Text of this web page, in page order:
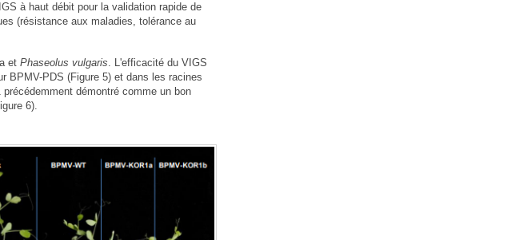
à haut débit pour la validation rapide de
(résistance aux maladies, tolérance au
et Phaseolus vulgaris. L'efficacité du VIGS
BPMV-PDS (Figure 5) et dans les racines
démontré comme un bon
6).